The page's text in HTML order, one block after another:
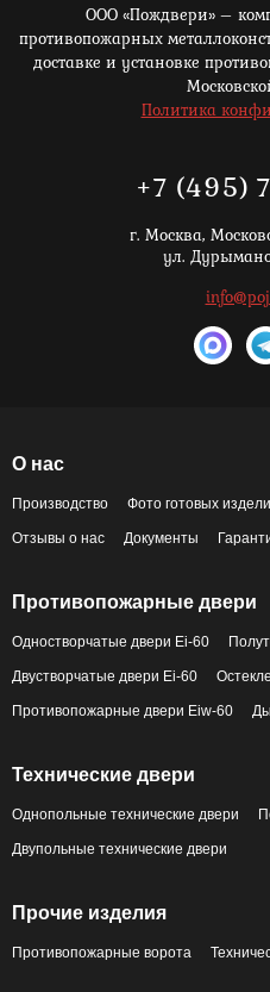
ООО «Пождвери» –
противопожарных
доставке и установке
Политика
+7 (495)
г. Москва,
ул.
О нас
Производство Фото готовых
Отзывы о нас Документы
Противопожарные двери
Одностворчатые двери Ei-60
Двустворчатые двери Ei-60
Противопожарные двери Eiw-60
Технические двери
Однопольные технические двери
Двупольные технические двери
Прочие изделия
Противопожарные ворота